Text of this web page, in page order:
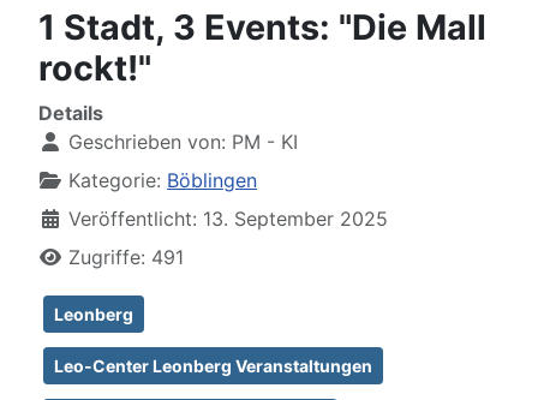
1 Stadt, 3 Events: "Die Mall
rockt!"
Details
Geschrieben von: PM - KI
Kategorie: Böblingen
Veröffentlicht: 13. September 2025
Zugriffe: 491
Leonberg
Leo-Center Leonberg Veranstaltungen